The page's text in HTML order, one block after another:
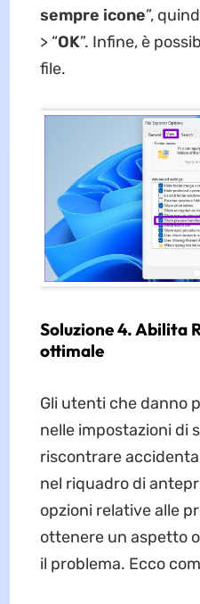
sempre icone”,
> “OK”. Infine, è
file.
Soluzione 4. Abilita
ottimale
Gli utenti che danno
nelle impostazioni di
riscontrare
nel riquadro di
opzioni relative alle
ottenere un aspetto
il problema. Ecco